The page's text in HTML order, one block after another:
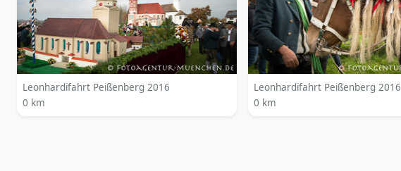
Leonhardifahrt Peißenberg 2016
0 km
Leonhardifahrt Peißenberg 2016
0 km